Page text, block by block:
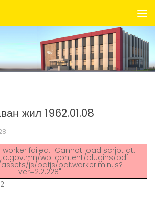
жил 1962.01.08
worker failed: "Cannot load script at:
wp-content/plugins/pdf-
js/pdfjs/pdf.worker.min.js?
ver=2.2.228".